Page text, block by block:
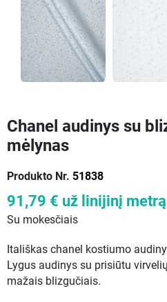
Chanel audinys su
mėlynas
Produkto Nr. 51838
91,79 € už linijinį metrą
Su mokesčiais
Itališkas chanel kostiumo
Lygus audinys su prisiūtu
mažais blizgučiais.